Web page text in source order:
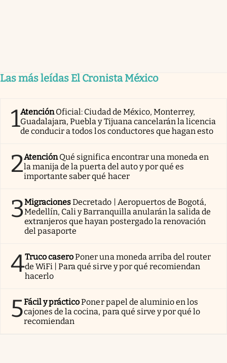
Las más leídas El Cronista México
1AtenciónOficial: Ciudad de México, Monterrey,
Guadalajara, Puebla y Tijuana cancelarán la licencia
de conducir a todos los conductores que hagan esto
2AtenciónQué significa encontrar una moneda en
la manija de la puerta del auto y por qué es
importante saber qué hacer
3MigracionesDecretado | Aeropuertos de Bogotá,
Medellín, Cali y Barranquilla anularán la salida de
extranjeros que hayan postergado la renovación
del pasaporte
4Truco caseroPoner una moneda arriba del router
de WiFi | Para qué sirve y por qué recomiendan
hacerlo
5Fácil y prácticoPoner papel de aluminio en los
cajones de la cocina, para qué sirve y por qué lo
recomiendan